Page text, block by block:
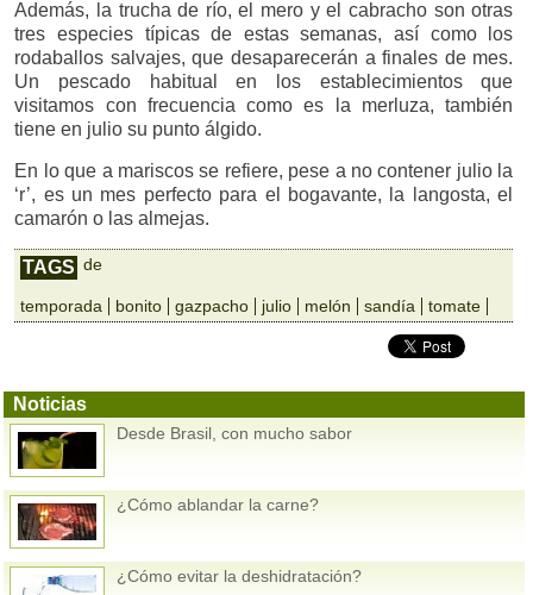
Además, la trucha de río, el mero y el cabracho son otras
tres especies típicas de estas semanas, así como los
rodaballos salvajes, que desaparecerán a finales de mes.
Un pescado habitual en los establecimientos que
visitamos con frecuencia como es la merluza, también
tiene en julio su punto álgido.
En lo que a mariscos se refiere, pese a no contener julio la
‘r’, es un mes perfecto para el bogavante, la langosta, el
camarón o las almejas.
TAGS de
temporada bonito gazpacho julio melón sandía tomate
Noticias
Desde Brasil, con mucho sabor
¿Cómo ablandar la carne?
¿Cómo evitar la deshidratación?